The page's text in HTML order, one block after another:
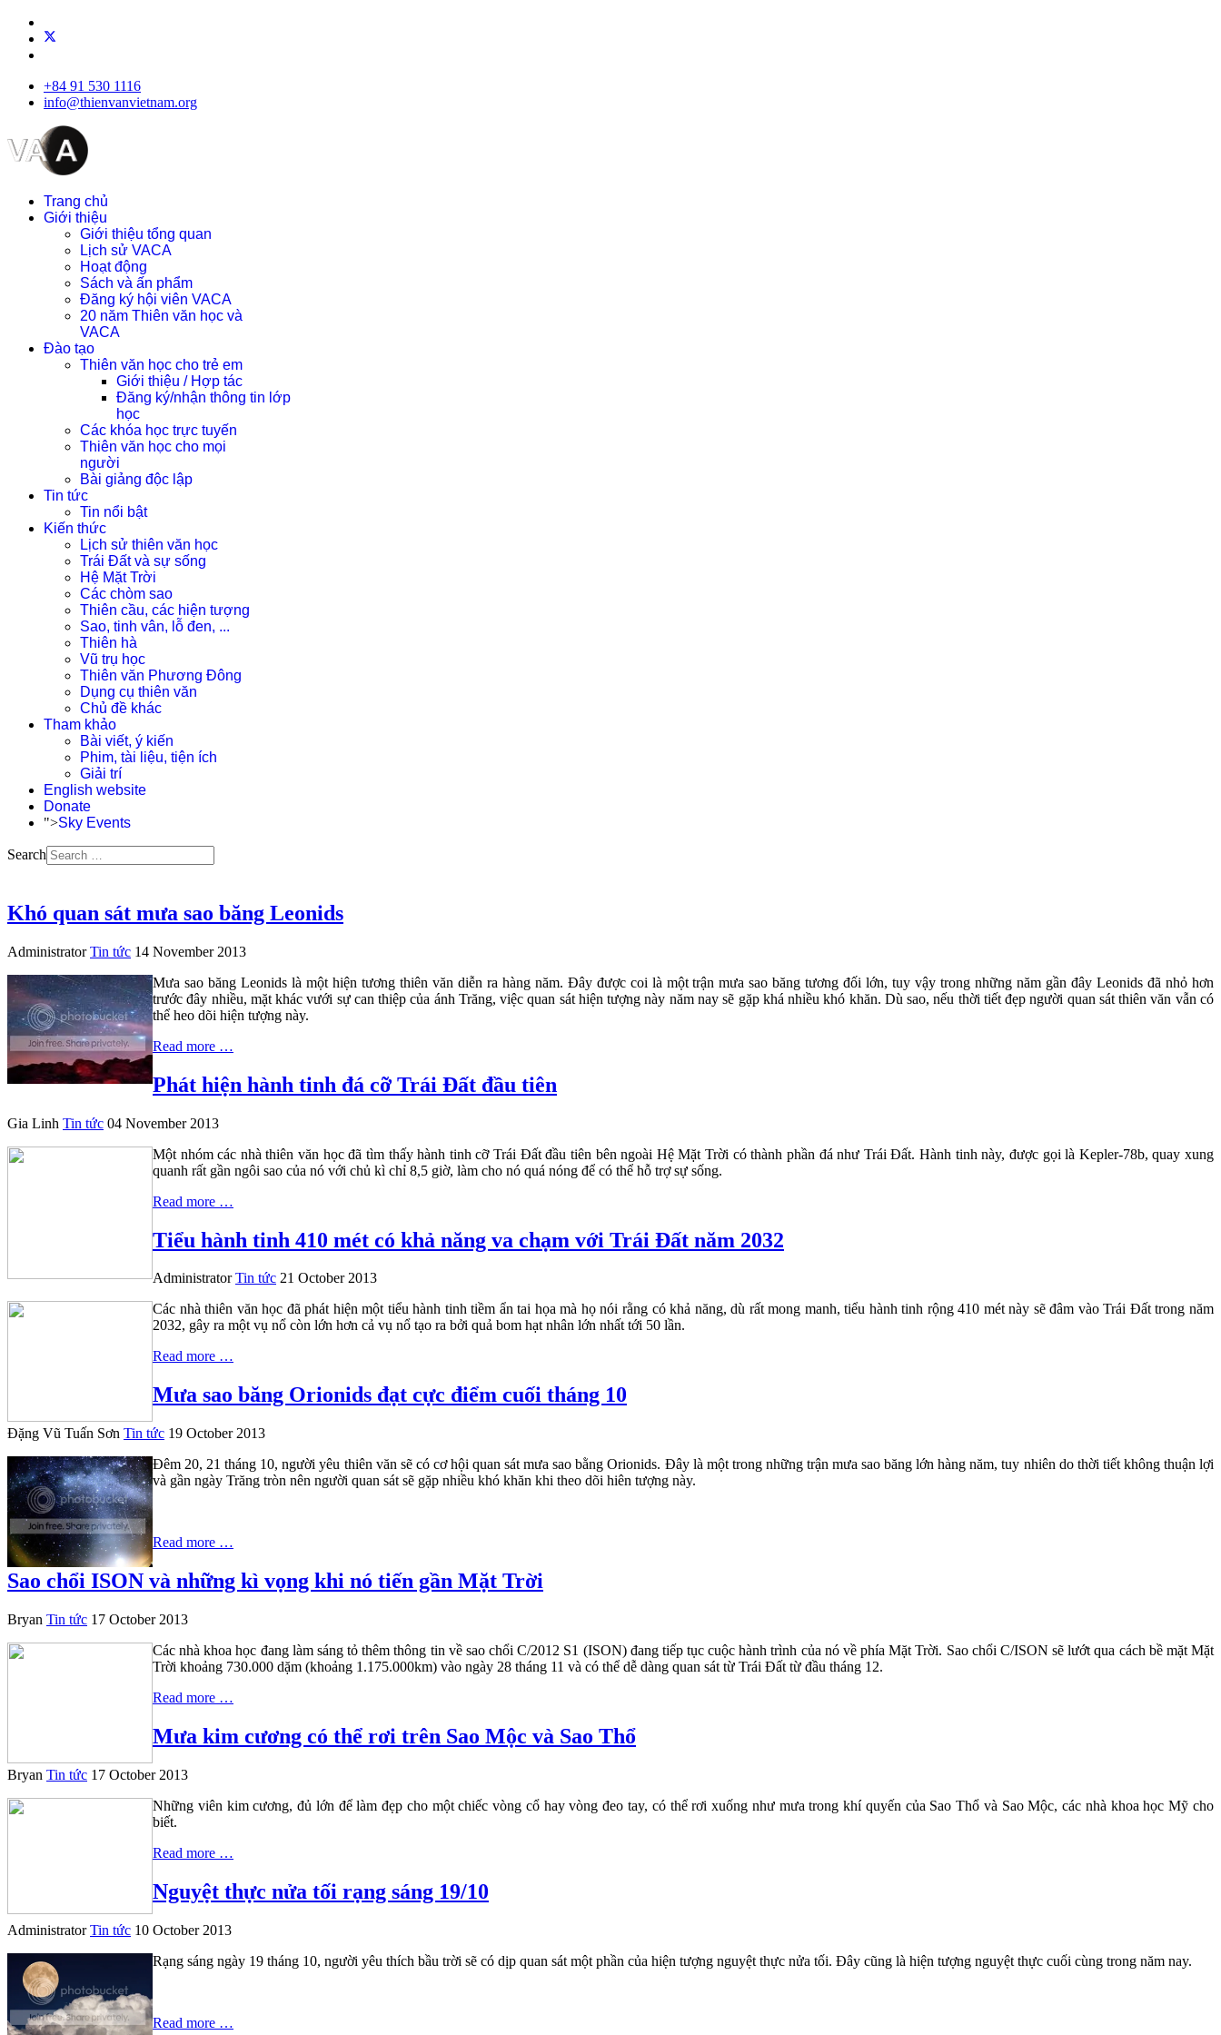
+84 91 530 1116
info@thienvanvietnam.org
Trang chủ
Giới thiệu
Giới thiệu tổng quan
Lịch sử VACA
Hoạt động
Sách và ấn phẩm
Đăng ký hội viên VACA
20 năm Thiên văn học và
VACA
Đào tạo
Thiên văn học cho trẻ em
Giới thiệu / Hợp tác
Đăng ký/nhận thông tin lớp
học
Các khóa học trực tuyến
Thiên văn học cho mọi
người
Bài giảng độc lập
Tin tức
Tin nổi bật
Kiến thức
Lịch sử thiên văn học
Trái Đất và sự sống
Hệ Mặt Trời
Các chòm sao
Thiên cầu, các hiện tượng
Sao, tinh vân, lỗ đen, ...
Thiên hà
Vũ trụ học
Thiên văn Phương Đông
Dụng cụ thiên văn
Chủ đề khác
Tham khảo
Bài viết, ý kiến
Phim, tài liệu, tiện ích
Giải trí
English website
Donate
">Sky Events
Search
Khó quan sát mưa sao băng Leonids
Administrator Tin tức 14 November 2013
Mưa sao băng Leonids là một hiện tương thiên văn diễn ra hàng năm. Đây được coi là một trận mưa sao băng tương đối lớn, tuy vậy trong những năm gần đây Leonids đã nhỏ hơn
trước đây nhiều, mặt khác vưới sự can thiệp của ánh Trăng, việc quan sát hiện tượng này năm nay sẽ gặp khá nhiều khó khăn. Dù sao, nếu thời tiết đẹp người quan sát thiên văn vẫn có
thể heo dõi hiện tượng này.
Read more …
Phát hiện hành tinh đá cỡ Trái Đất đầu tiên
Gia Linh Tin tức 04 November 2013
Một nhóm các nhà thiên văn học đã tìm thấy hành tinh cỡ Trái Đất đầu tiên bên ngoài Hệ Mặt Trời có thành phần đá như Trái Đất. Hành tinh này, được gọi là Kepler-78b, quay xung
quanh rất gần ngôi sao của nó với chủ kì chỉ 8,5 giờ, làm cho nó quá nóng để có thể hỗ trợ sự sống.
Read more …
Tiểu hành tinh 410 mét có khả năng va chạm với Trái Đất năm 2032
Administrator Tin tức 21 October 2013
Các nhà thiên văn học đã phát hiện một tiểu hành tinh tiềm ẩn tai họa mà họ nói rằng có khả năng, dù rất mong manh, tiểu hành tinh rộng 410 mét này sẽ đâm vào Trái Đất trong năm
2032, gây ra một vụ nổ còn lớn hơn cả vụ nổ tạo ra bởi quả bom hạt nhân lớn nhất tới 50 lần.
Read more …
Mưa sao băng Orionids đạt cực điểm cuối tháng 10
Đặng Vũ Tuấn Sơn Tin tức 19 October 2013
Đêm 20, 21 tháng 10, người yêu thiên văn sẽ có cơ hội quan sát mưa sao bằng Orionids. Đây là một trong những trận mưa sao băng lớn hàng năm, tuy nhiên do thời tiết không thuận lợi
và gần ngày Trăng tròn nên người quan sát sẽ gặp nhiều khó khăn khi theo dõi hiên tượng này.
Read more …
Sao chổi ISON và những kì vọng khi nó tiến gần Mặt Trời
Bryan Tin tức 17 October 2013
Các nhà khoa học đang làm sáng tỏ thêm thông tin về sao chổi C/2012 S1 (ISON) đang tiếp tục cuộc hành trình của nó về phía Mặt Trời. Sao chổi C/ISON sẽ lướt qua cách bề mặt Mặt
Trời khoảng 730.000 dặm (khoảng 1.175.000km) vào ngày 28 tháng 11 và có thể dễ dàng quan sát từ Trái Đất từ đầu tháng 12.
Read more …
Mưa kim cương có thể rơi trên Sao Mộc và Sao Thổ
Bryan Tin tức 17 October 2013
Những viên kim cương, đủ lớn để làm đẹp cho một chiếc vòng cổ hay vòng đeo tay, có thể rơi xuống như mưa trong khí quyến của Sao Thổ và Sao Mộc, các nhà khoa học Mỹ cho
biết.
Read more …
Nguyệt thực nửa tối rạng sáng 19/10
Administrator Tin tức 10 October 2013
Rạng sáng ngày 19 tháng 10, người yêu thích bầu trời sẽ có dịp quan sát một phần của hiện tượng nguyệt thực nửa tối. Đây cũng là hiện tượng nguyệt thực cuối cùng trong năm nay.
Read more …